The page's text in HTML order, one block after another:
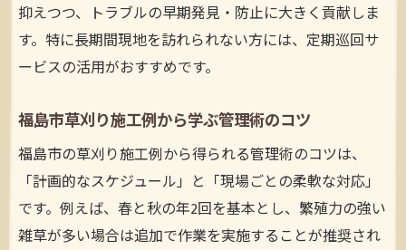
抑えつつ、トラブルの早期発見・防止に大きく貢献しま
す。特に長期間現地を訪れられない方には、定期巡回サ
ービスの活用がおすすめです。
福島市草刈り施工例から学ぶ管理術のコツ
福島市の草刈り施工例から得られる管理術のコツは、
「計画的なスケジュール」と「現場ごとの柔軟な対応」
です。例えば、春と秋の年2回を基本とし、繁殖力の強い
雑草が多い場合は追加で作業を実施することが推奨され